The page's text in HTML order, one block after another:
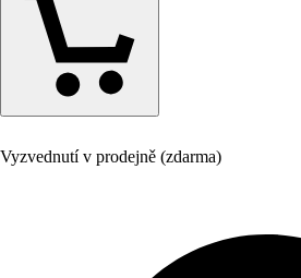
Vyzvednutí v prodejně (zdarma)